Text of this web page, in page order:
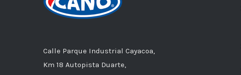
Calle Parque Industrial Cayacoa,
Km 18 Autopista Duarte,